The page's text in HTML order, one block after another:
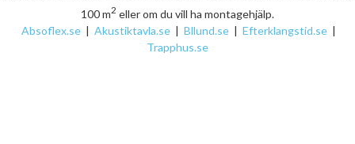
100 m2 eller om du vill ha montagehjälp.
Absoflex.se | Akustiktavla.se | Bllund.se | Efterklangstid.se |
Trapphus.se